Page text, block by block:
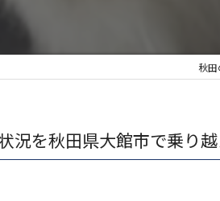
秋
況を秋田県大館市で乗り